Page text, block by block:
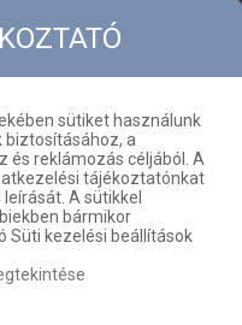
KAPCSOLAT OLDALTÉRKÉP
KOSÁR (ÜRES)
HU
sütiket használunk
biztosításához, a
és reklámozás céljából. A
tájékoztatónkat
A sütikkel
bármikor
Süti kezelési beállítások